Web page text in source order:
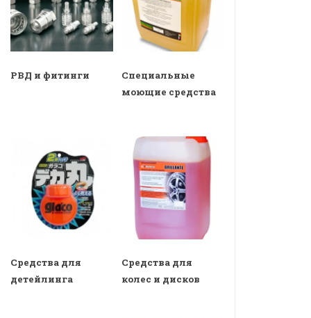
РВД и фитинги
Специальные
моющие средства
Средства для
детейлинга
Средства для
колес и дисков